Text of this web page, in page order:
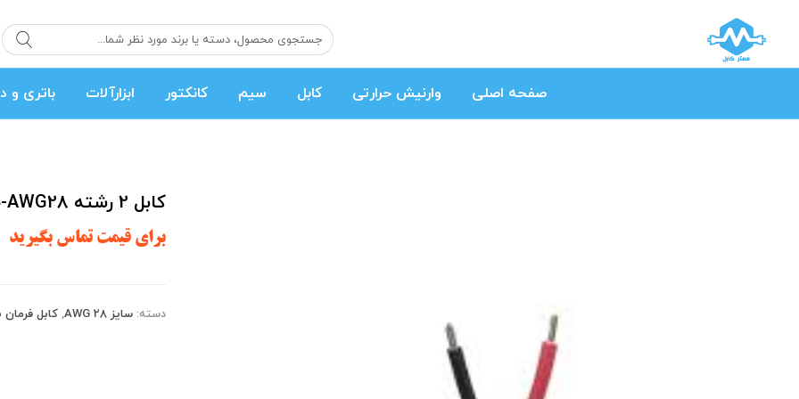
صفحه اصلی وارنیش حرارتی کابل سیم کانکتور ابزارآلات باتری و
کابل 2 رشته AWG28-حلقه 200متری
برای قیمت تماس بگیرید
دسته:سایز AWG 28 ,کابل